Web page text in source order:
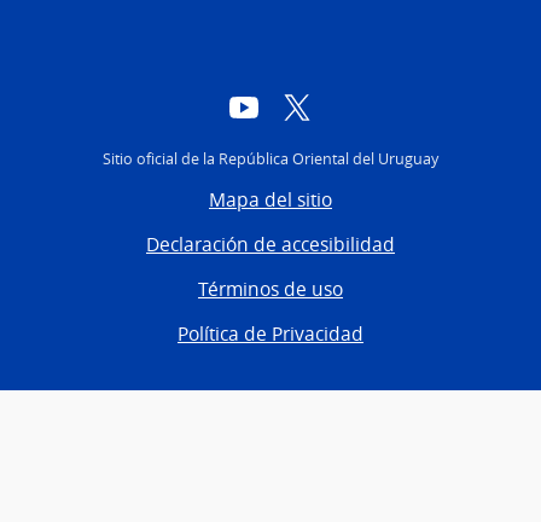
YouTube
Sitio oficial de la República Oriental del Uruguay
Mapa del sitio
Declaración de accesibilidad
Términos de uso
Política de Privacidad